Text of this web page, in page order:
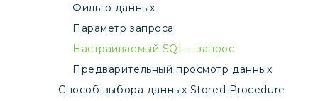
Фильтр данных
Параметр запроса
Настраиваемый SQL – запрос
Предварительный просмотр данных
Способ выбора данных Stored Procedure